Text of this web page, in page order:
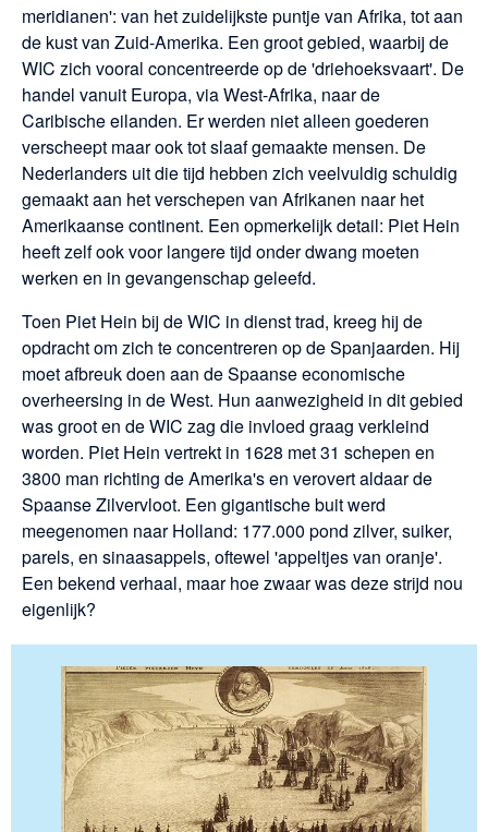
meridianen': van het zuidelijkste puntje van Afrika, tot aan
de kust van Zuid-Amerika. Een groot gebied, waarbij de
WIC zich vooral concentreerde op de 'driehoeksvaart'. De
handel vanuit Europa, via West-Afrika, naar de
Caribische eilanden. Er werden niet alleen goederen
verscheept maar ook tot slaaf gemaakte mensen. De
Nederlanders uit die tijd hebben zich veelvuldig schuldig
gemaakt aan het verschepen van Afrikanen naar het
Amerikaanse continent. Een opmerkelijk detail: Piet Hein
heeft zelf ook voor langere tijd onder dwang moeten
werken en in gevangenschap geleefd.
Toen Piet Hein bij de WIC in dienst trad, kreeg hij de
opdracht om zich te concentreren op de Spanjaarden. Hij
moet afbreuk doen aan de Spaanse economische
overheersing in de West. Hun aanwezigheid in dit gebied
was groot en de WIC zag die invloed graag verkleind
worden. Piet Hein vertrekt in 1628 met 31 schepen en
3800 man richting de Amerika's en verovert aldaar de
Spaanse Zilvervloot. Een gigantische buit werd
meegenomen naar Holland: 177.000 pond zilver, suiker,
parels, en sinaasappels, oftewel 'appeltjes van oranje'.
Een bekend verhaal, maar hoe zwaar was deze strijd nou
eigenlijk?